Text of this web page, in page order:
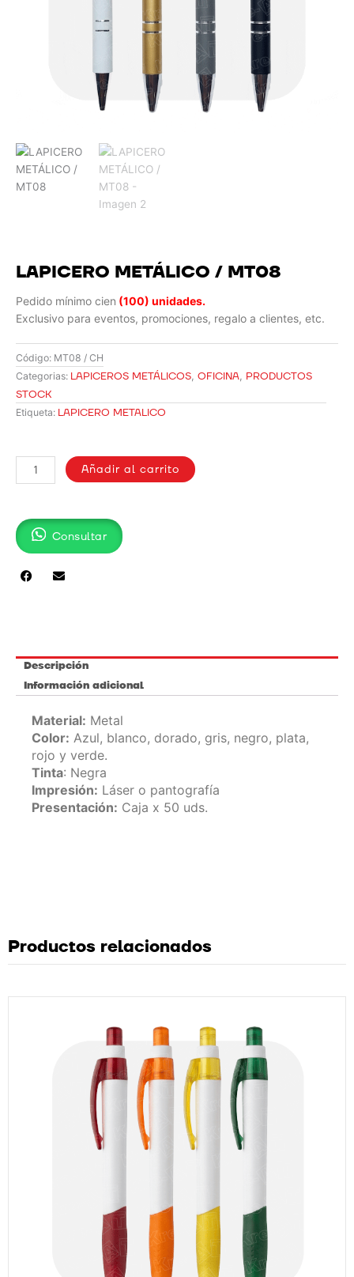
LAPICERO METÁLICO / MT08
Pedido mínimo cien (100) unidades.
Exclusivo para eventos, promociones, regalo a clientes, etc.
Código: MT08 / CH
Categorias: LAPICEROS METÁLICOS OFICINA PRODUCTOS
STOCK
Etiqueta: LAPICERO METALICO
METÁLICO
/
cantidad
Añadir al carrito
Consultar
Descripción
Información adicional
Material: Metal
Color: Azul, blanco, dorado, gris, negro, plata,
rojo y verde.
Tinta: Negra
Impresión: Láser o pantografía
Presentación: Caja x 50 uds.
Productos relacionados